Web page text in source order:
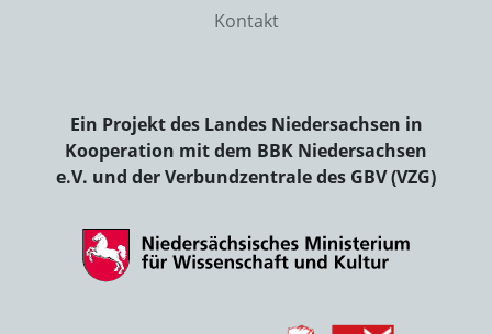
Kontakt
Ein Projekt des Landes Niedersachsen in
Kooperation mit dem BBK Niedersachsen
e.V. und der Verbundzentrale des GBV (VZG)